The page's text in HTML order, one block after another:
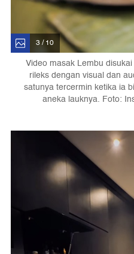
3 / 10
Video masak Lembu
rileks dengan visual dan
satunya tercermin ketika ia
aneka lauknya. Foto: